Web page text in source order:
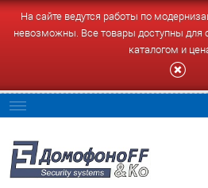
На сайте ведутся работы по
невозможны. Все товары доступны для
каталогом и